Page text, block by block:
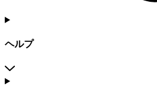
ヘルプ